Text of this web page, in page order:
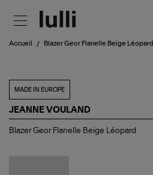
Accueil Blazer Geor Flanelle Beige Léopard
MADE IN EUROPE
JEANNE VOULAND
Blazer
Blazer Geor Flanelle Beige Léopard